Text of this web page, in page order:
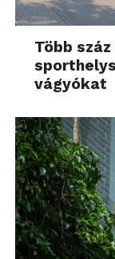
Több
vágyókat